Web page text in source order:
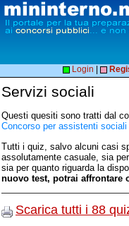
Login
Servizi sociali
Questi quesiti sono tratti dal
Concorso per assistenti
Tutti i quiz, salvo alcuni casi
assolutamente casuale, sia
sia per quanto riguarda la
nuovo test, potrai affrontare
Scarica tutti i 88